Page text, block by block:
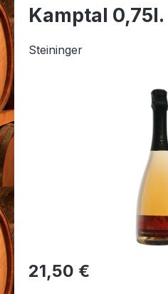
Kamptal 0,75l.
Steininger
Bildergalerie überspringen
Regulärer Preis:
21,50 €